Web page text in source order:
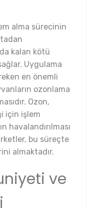
alma sürecinin
kalan kötü
Uygulama
en önemli
ozonlama
Ozon,
için işlem
havalandırılması
bu süreçte
almaktadır.
ve